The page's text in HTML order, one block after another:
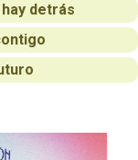
detrás